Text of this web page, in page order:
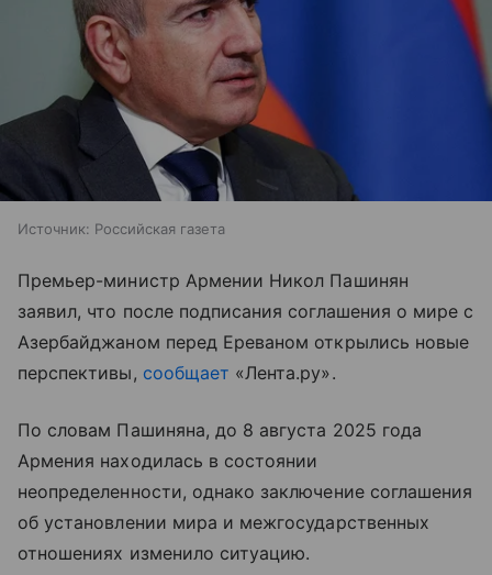
Источник: Российская газета
Премьер-министр Армении Никол Пашинян
заявил, что после подписания соглашения о мире с
Азербайджаном перед Ереваном открылись новые
перспективы, сообщает «Лента.ру».
По словам Пашиняна, до 8 августа 2025 года
Армения находилась в состоянии
неопределенности, однако заключение соглашения
об установлении мира и межгосударственных
отношениях изменило ситуацию.